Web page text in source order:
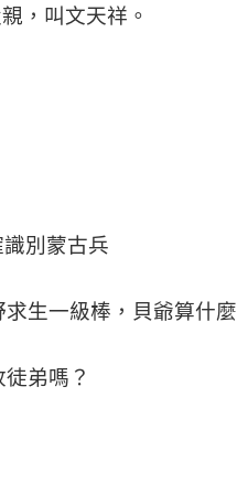
，叫文天祥。
別蒙古兵
生一級棒，貝爺算什麼
弟嗎？